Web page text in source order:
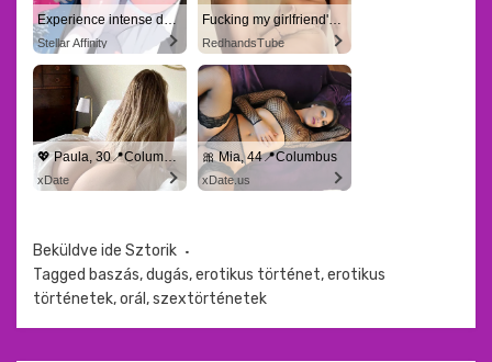
Experience intense desire for girls anytime, anywhere.
Stellar Affinity
Fucking my girlfriend's hot mommy by mistake
RedhandsTube
💖 Paula, 30📍Columbus
xDate
🎀 Mia, 44📍Columbus
xDate.us
Beküldve ide Sztorik
Tagged baszás,dugás,erotikus történet,erotikus
történetek,orál ,szextörténetek